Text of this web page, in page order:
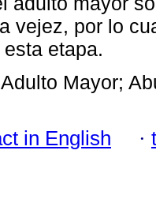
vejez, por lo
etapa.
Adulto Mayor;
in English ·